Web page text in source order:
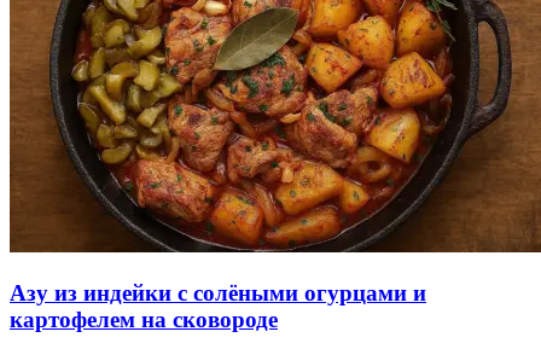
Азу из индейки с солёными огурцами и
картофелем на сковороде